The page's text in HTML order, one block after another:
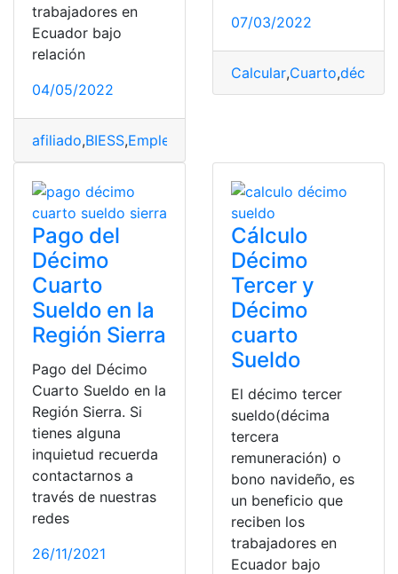
trabajadores en
Ecuador bajo
relación
04/05/2022
afiliado,BIESS,Empleador
07/03/2022
Calcular,Cuarto,décimo
Pago del
Décimo
Cuarto
Sueldo en la
Región Sierra
Pago del Décimo
Cuarto Sueldo en la
Región Sierra. Si
tienes alguna
inquietud recuerda
contactarnos a
través de nuestras
redes
26/11/2021
Cálculo
Décimo
Tercer y
Décimo
cuarto
Sueldo
El décimo tercer
sueldo(décima
tercera
remuneración) o
bono navideño, es
un beneficio que
reciben los
trabajadores en
Ecuador bajo